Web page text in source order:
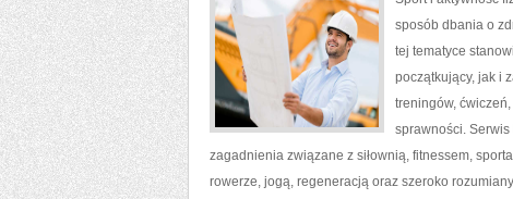
sposób dbania o
tej tematyce
początkujący, jak i
treningów,
sprawności.
zagadnienia związane z siłownią, fitnessem,
rowerze, jogą, regeneracją oraz szeroko